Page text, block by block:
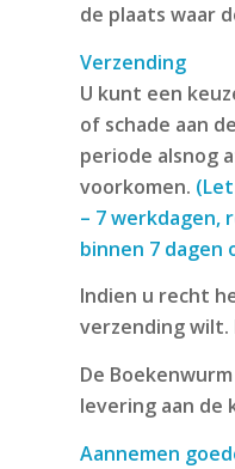
de plaats waar
Verzending
U kunt een
of schade aan
periode alsnog
voorkomen.
– 7 werkdagen,
binnen 7
Indien u recht
verzending wilt.
De
levering aan de
Aannemen